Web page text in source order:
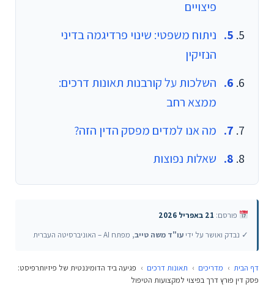
פיצויים
ניתוח משפטי: שינוי פרדיגמה בדיני
הנזיקין
השלכות על קורבנות תאונות דרכים:
ממצא רחב
מה אנו למדים מפסק הדין הזה?
שאלות נפוצות
פורסם: 21 באפריל 2026
✓ נבדק ואושר על ידי עו"ד משה טייב, מפתח AI – האוניברסיטה העברית
דף הבית › מדריכים › תאונות דרכים › פגיעה ביד הדומיננטית של פיזיותרפיסט:
פסק דין פורץ דרך בפיצוי למקצועות הטיפול